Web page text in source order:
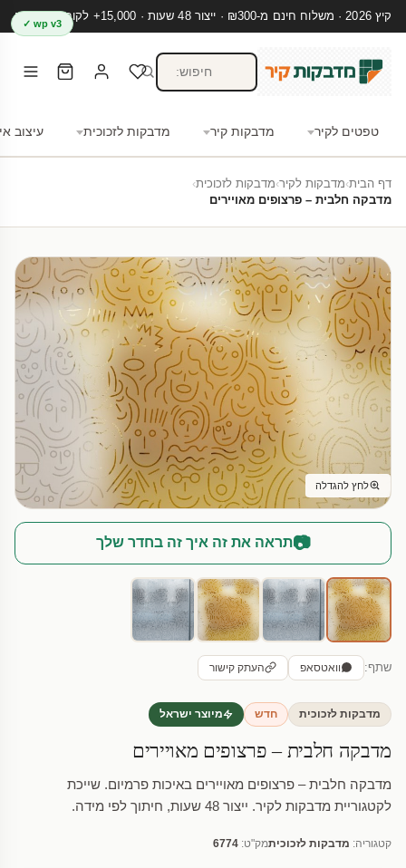
קיץ 2026 · משלוח חינם מ-₪300 · ייצור 48 שעות · 15,000+ לקוחות מרוצים
טפטים לקיר מדבקות קיר מדבקות לזכוכית עיצוב
wp v3 ✓
דף הבית›מדבקות לקיר›מדבקות לזכוכית›
מדבקה חלבית – פרצופים מאויירים
לחץ להגדלה
📷תראה את זה איך זה בחדר שלך
שתף: וואטסאפ העתק קישור
מדבקות לזכוכית חדש מיוצר ישראל
מדבקה חלבית – פרצופים מאויירים
מדבקה חלבית – פרצופים מאויירים באיכות פרמיום. שייכת
לקטגוריית מדבקות לקיר. ייצור 48 שעות, חיתוך לפי מידה.
קטגוריה: מדבקות לזכוכיתמק"ט: 6774